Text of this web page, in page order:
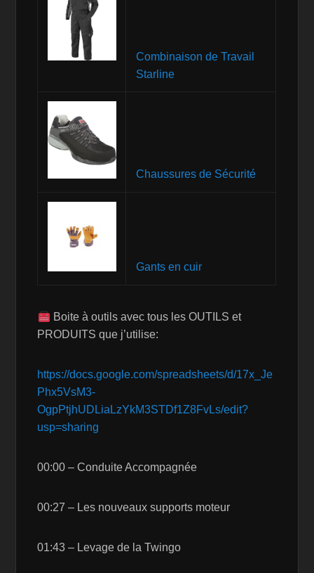
Combinaison de Travail
Starline
Chaussures de Sécurité
Gants en cuir
Boite à outils avec tous les OUTILS et
PRODUITS que j’utilise:
https://docs.google.com/spreadsheets/d/17x_Je
Phx5VsM3-
OgpPtjhUDLiaLzYkM3STDf1Z8FvLs/edit?
usp=sharing
00:00 – Conduite Accompagnée
00:27 – Les nouveaux supports moteur
01:43 – Levage de la Twingo